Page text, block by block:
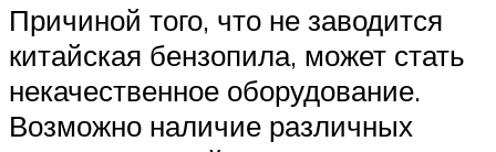
Причиной того, что не заводится
китайская бензопила, может стать
некачественное оборудование.
Возможно наличие различных